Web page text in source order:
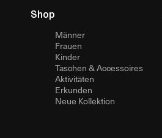
Shop
Männer
Frauen
Kinder
Taschen & Accessoires
Aktivitäten
Erkunden
Neue Kollektion